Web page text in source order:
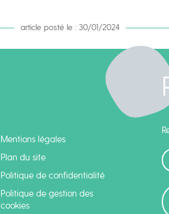
article posté le : 30/01/2024
Mentions légales
Plan du site
Politique de confidentialité
Politique de gestion des
cookies